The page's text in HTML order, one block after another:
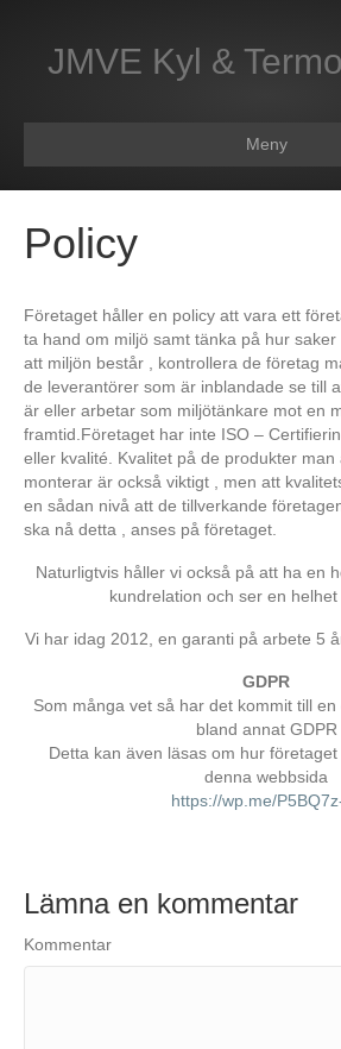
JMVE Kyl &
Meny
Policy
Företaget håller en policy att vara ett
ta hand om miljö samt tänka på hur
att miljön består , kontrollera de företag
de leverantörer som är inblandade se till
är eller arbetar som miljötänkare mot en
framtid.Företaget har inte ISO –
eller kvalité. Kvalitet på de produkter
monterar är också viktigt , men att
en sådan nivå att de tillverkande
ska nå detta , anses på företaget.
Naturligtvis håller vi också på att ha en
kundrelation och ser en helhet
Vi har idag 2012, en garanti på arbete 5
GDPR
Som många vet så har det kommit till en
bland annat GDPR
Detta kan även läsas om hur
denna webbsida
https://wp.me/
Lämna en kommentar
Kommentar